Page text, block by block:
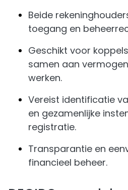
Beide
toegang en
Geschikt voor
samen aan
werken.
Vereist identificatie
en gezamenlijke
registratie.
Transparantie en
financieel beheer.